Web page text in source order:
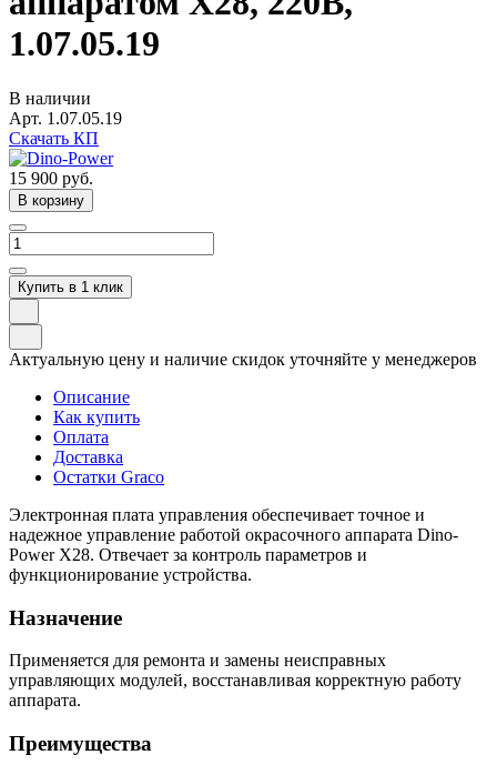
1.07.05.19
В наличии
Арт. 1.07.05.19
Скачать КП
15 900 руб.
В корзину
Купить в 1 клик
Актуальную цену и наличие скидок уточняйте у менеджеров
Описание
Как купить
Оплата
Доставка
Остатки Graco
Электронная плата управления обеспечивает точное и
надежное управление работой окрасочного аппарата Dino-
Power X28. Отвечает за контроль параметров и
функционирование устройства.
Назначение
Применяется для ремонта и замены неисправных
управляющих модулей, восстанавливая корректную работу
аппарата.
Преимущества